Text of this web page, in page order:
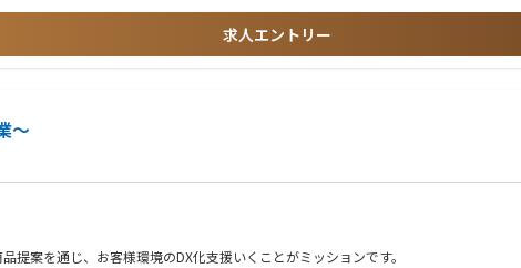
求人エントリー
～
提案を通じ、お客様環境のDX化支援いくことがミッションです。